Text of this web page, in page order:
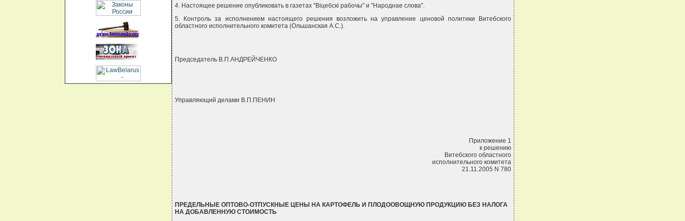
4. Настоящее решение опубликовать в газетах "Вiцебскi рабочы" и "Народнае слова".
5. Контроль за исполнением настоящего решения возложить на управление ценовой политики Витебского
областного исполнительного комитета (Ольшанская А.С.).
Председатель В.П.АНДРЕЙЧЕНКО
Управляющий делами В.П.ПЕНИН
Приложение 1
к решению
Витебского областного
исполнительного комитета
21.11.2005 N 780
ПРЕДЕЛЬНЫЕ ОПТОВО-ОТПУСКНЫЕ ЦЕНЫ НА КАРТОФЕЛЬ И ПЛОДООВОЩНУЮ ПРОДУКЦИЮ БЕЗ НАЛОГА
НА ДОБАВЛЕННУЮ СТОИМОСТЬ